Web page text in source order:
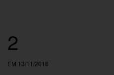
2
EM 13/11/2018